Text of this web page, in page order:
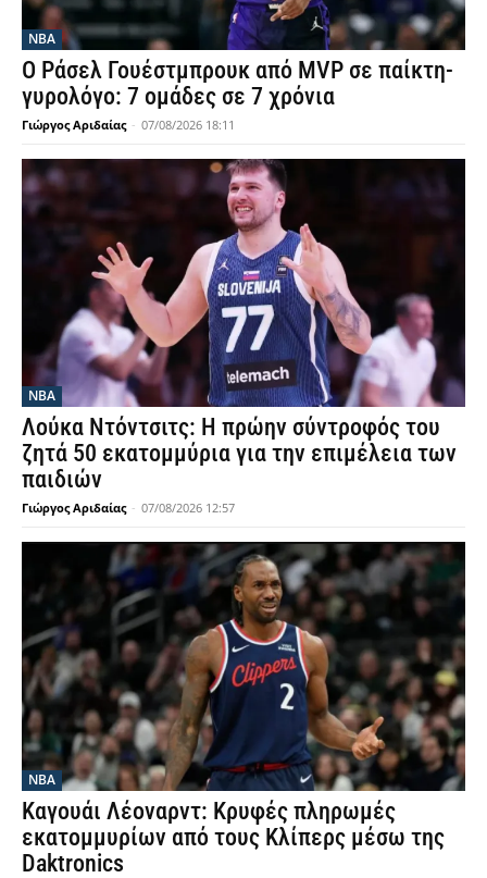
NBA
Ο Ράσελ Γουέστμπρουκ από MVP σε παίκτη-
γυρολόγο: 7 ομάδες σε 7 χρόνια
Γιώργος Αριδαίας - 07/08/2026 18:11
NBA
Λούκα Ντόντσιτς: Η πρώην σύντροφός του
ζητά 50 εκατομμύρια για την επιμέλεια των
παιδιών
Γιώργος Αριδαίας - 07/08/2026 12:57
NBA
Καγουάι Λέοναρντ: Κρυφές πληρωμές
εκατομμυρίων από τους Κλίπερς μέσω της
Daktronics